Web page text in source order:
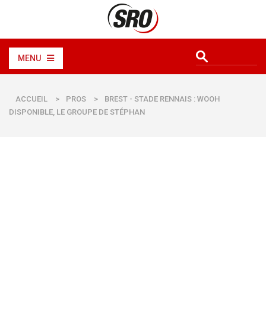
MENU
ACCUEIL > PROS >
BREST - STADE RENNAIS : WOOH
DISPONIBLE, LE GROUPE DE STÉPHAN